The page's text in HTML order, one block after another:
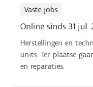
je ook in voor het
kabels trekken,
Vaste jobs
Online sinds 31 jul.
Herstellingen en
units. Ter plaatse
en reparaties.